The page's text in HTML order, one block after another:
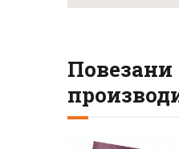
Повезани